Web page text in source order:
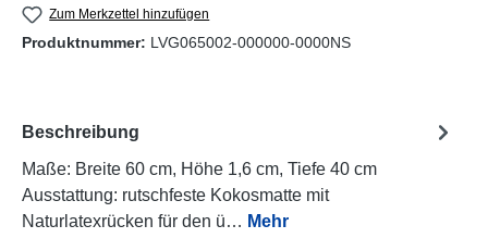
Zum Merkzettel hinzufügen
Produktnummer: LVG065002-000000-0000NS
Beschreibung
Maße: Breite 60 cm, Höhe 1,6 cm, Tiefe 40 cm
Ausstattung: rutschfeste Kokosmatte mit
Naturlatexrücken für den ü… Mehr